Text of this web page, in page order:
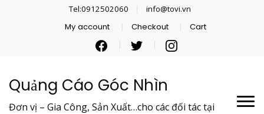
Tel:0912502060 info@tovi.vn
My account Checkout Cart
Quảng Cáo Góc Nhìn
Đơn vị – Gia Công, Sản Xuất…cho các đối tác tại